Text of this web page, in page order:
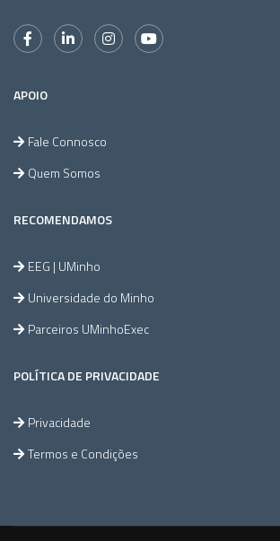
APOIO
Fale Connosco
Quem Somos
RECOMENDAMOS
EEG | UMinho
Universidade do Minho
Parceiros UMinhoExec
POLÍTICA DE PRIVACIDADE
Privacidade
Termos e Condições